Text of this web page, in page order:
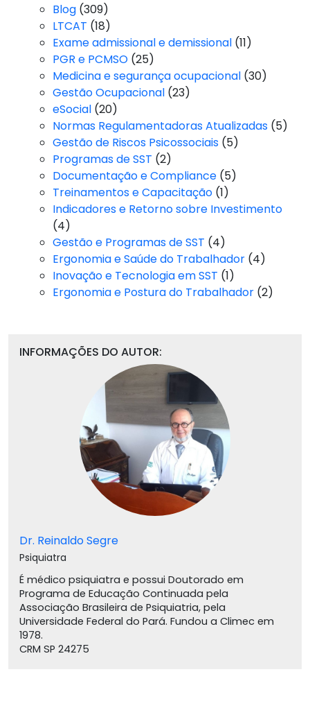
Blog (309)
LTCAT (18)
Exame admissional e demissional (11)
PGR e PCMSO (25)
Medicina e segurança ocupacional (30)
Gestão Ocupacional (23)
eSocial (20)
Normas Regulamentadoras Atualizadas (5)
Gestão de Riscos Psicossociais (5)
Programas de SST (2)
Documentação e Compliance (5)
Treinamentos e Capacitação (1)
Indicadores e Retorno sobre Investimento
(4)
Gestão e Programas de SST (4)
Ergonomia e Saúde do Trabalhador (4)
Inovação e Tecnologia em SST (1)
Ergonomia e Postura do Trabalhador (2)
INFORMAÇÕES DO AUTOR:
Dr. Reinaldo Segre
Psiquiatra
É médico psiquiatra e possui Doutorado em
Programa de Educação Continuada pela
Associação Brasileira de Psiquiatria, pela
Universidade Federal do Pará. Fundou a Climec em
1978.
CRM SP 24275